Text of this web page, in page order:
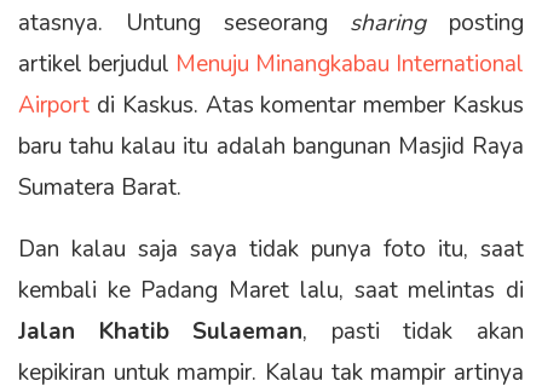
atasnya. Untung seseorang sharingposting
artikel berjudul Menuju Minangkabau International
Airport di Kaskus. Atas komentar member Kaskus
baru tahu kalau itu adalah bangunan Masjid Raya
Sumatera Barat.
Dan kalau saja saya tidak punya foto itu, saat
kembali ke Padang Maret lalu, saat melintas di
Jalan Khatib Sulaeman, pasti tidak akan
kepikiran untuk mampir. Kalau tak mampir artinya